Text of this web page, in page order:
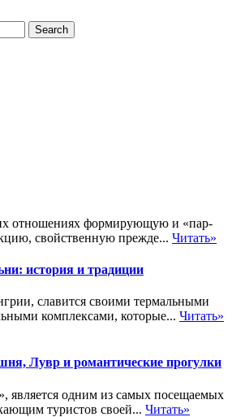
отношениях формирующую и «пар-
свойственную прежде... Читать»
история и традиции
славится своими термальными
комплексами, которые... Читать»
Лувр и романтические прогулки
является одним из самых посещаемых
туристов своей... Читать»